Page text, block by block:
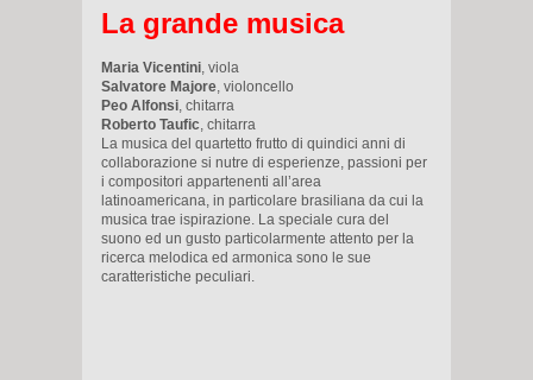
La grande musica
Maria Vicentini , viola
Salvatore Majore , violoncello
Peo Alfonsi , chitarra
Roberto Taufic , chitarra
La musica del quartetto frutto di quindici anni di
collaborazione si nutre di esperienze, passioni per
i compositori appartenenti all’area
latinoamericana, in particolare brasiliana da cui la
musica trae ispirazione. La speciale cura del
suono ed un gusto particolarmente attento per la
ricerca melodica ed armonica sono le sue
caratteristiche peculiari.